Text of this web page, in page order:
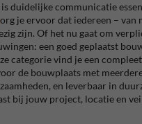
duidelijke communicatie
je ervoor dat iedereen – van
zijn. Of het nu gaat om
een goed geplaatst
categorie vind je een
de bouwplaats met
en leverbaar in
bij jouw project, locatie en